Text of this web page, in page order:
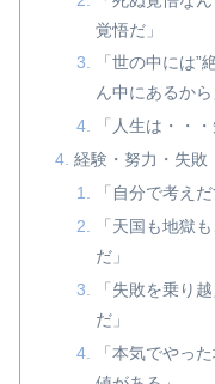
覚悟だ」
「世の中には
ん中にあるから
「人生は・・
経験・努力・失敗
「自分で考え
「天国も地獄
だ」
「失敗を乗り
だ」
「本気でやっ